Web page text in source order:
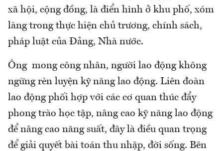
xã hội, cộng đồng, là điển hình ở khu phố, xóm
làng trong thực hiện chủ trương, chính sách,
pháp luật của Đảng, Nhà nước.
Ông mong công nhân, người lao động không
ngừng rèn luyện kỹ năng lao động. Liên đoàn
lao động phối hợp với các cơ quan thúc đẩy
phong trào học tập, nâng cao kỹ năng lao động
để nâng cao năng suất, đây là điều quan trọng
để giải quyết bài toán thu nhập, đời sống. Bên